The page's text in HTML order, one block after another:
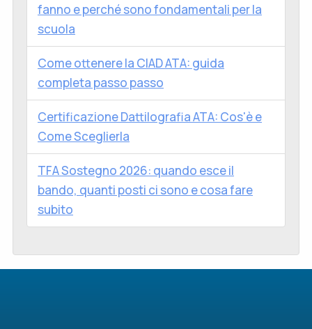
fanno e perché sono fondamentali per la
scuola
Come ottenere la CIAD ATA: guida
completa passo passo
Certificazione Dattilografia ATA: Cos'è e
Come Sceglierla
TFA Sostegno 2026: quando esce il
bando, quanti posti ci sono e cosa fare
subito